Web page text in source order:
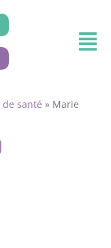
santé » Marie